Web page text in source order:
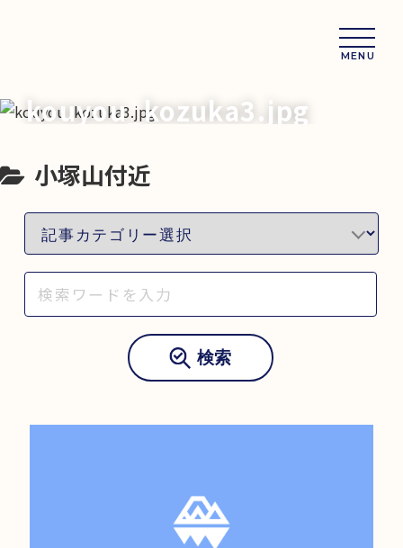
MENU
kouyou_kozuka3.jpg
小塚山付近
検索